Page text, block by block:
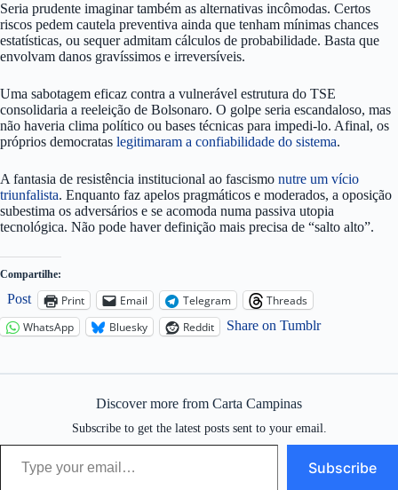
Seria prudente imaginar também as alternativas incômodas. Certos
riscos pedem cautela preventiva ainda que tenham mínimas chances
estatísticas, ou sequer admitam cálculos de probabilidade. Basta que
envolvam danos gravíssimos e irreversíveis.
Uma sabotagem eficaz contra a vulnerável estrutura do TSE
consolidaria a reeleição de Bolsonaro. O golpe seria escandaloso, mas
não haveria clima político ou bases técnicas para impedi-lo. Afinal, os
próprios democratas legitimaram a confiabilidade do sistema.
A fantasia de resistência institucional ao fascismo nutre um vício
triunfalista. Enquanto faz apelos pragmáticos e moderados, a oposição
subestima os adversários e se acomoda numa passiva utopia
tecnológica. Não pode haver definição mais precisa de “salto alto”.
Compartilhe:
Post Print Email Telegram
Threads
WhatsApp
Bluesky Reddit Share on Tumblr
Discover more from Carta Campinas
Subscribe to get the latest posts sent to your email.
Type your email…
Subscribe